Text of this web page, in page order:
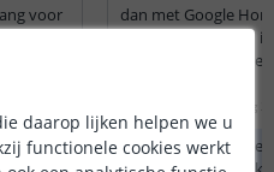
voor
is
dan met Google
al heel veel lampen
LSC Smart maar
Deze spots zijn
daarop lijken helpen we u
functionele cookies werkt